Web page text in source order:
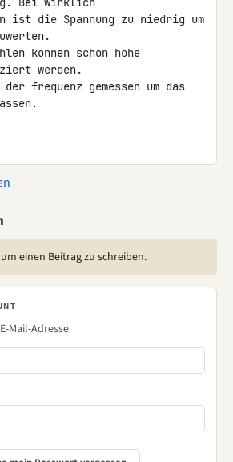
ist die Spannung zu niedrig um
konnen schon hohe
werden.
frequenz gemessen um das
einen Beitrag zu schreiben.
Mail-Adresse